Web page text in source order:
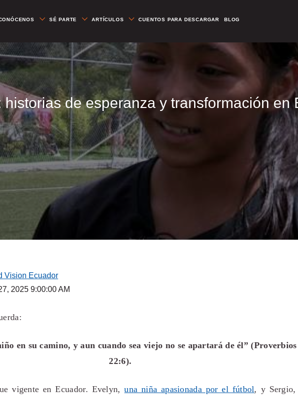
SÉ PARTE ARTÍCULOS CUENTOS PARA DESCARGAR BLOG
de esperanza y transformación en
Vision Ecuador
2025 9:00:00 AM
en su camino, y aun cuando sea viejo no se apartará de él” (Proverbios
22:6).
vigente en Ecuador. Evelyn,una niña apasionada por el fútbol, y